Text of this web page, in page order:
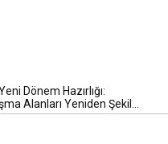
Dönem Hazırlığı:
Alanları Yeniden Şekil...